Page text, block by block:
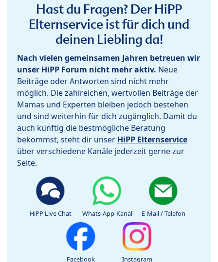
Hast du Fragen? Der HiPP
Elternservice ist für dich und
deinen Liebling da!
Nach vielen gemeinsamen Jahren betreuen wir
unser HiPP Forum nicht mehr aktiv. Neue
Beiträge oder Antworten sind nicht mehr
möglich. Die zahlreichen, wertvollen Beiträge der
Mamas und Experten bleiben jedoch bestehen
und sind weiterhin für dich zugänglich. Damit du
auch künftig die bestmögliche Beratung
bekommst, steht dir unser HiPP Elternservice
über verschiedene Kanäle jederzeit gerne zur
Seite.
HiPP Live Chat Whats-App-Kanal E-Mail / Telefon
Facebook Instagram